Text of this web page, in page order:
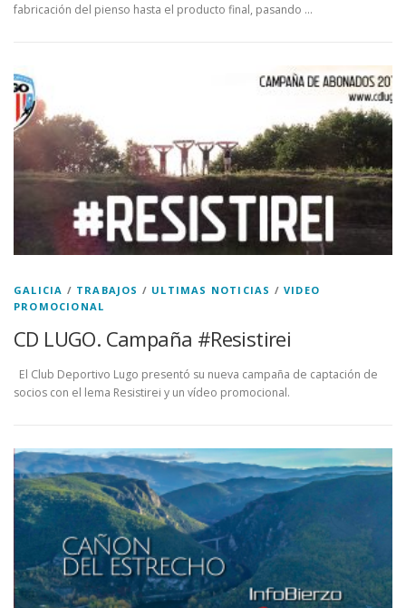
fabricación del pienso hasta el producto final, pasando …
GALICIA / TRABAJOS / ULTIMAS NOTICIAS /VIDEO
PROMOCIONAL
CD LUGO. Campaña #Resistirei
El Club Deportivo Lugo presentó su nueva campaña de captación de
socios con el lema Resistirei y un vídeo promocional.